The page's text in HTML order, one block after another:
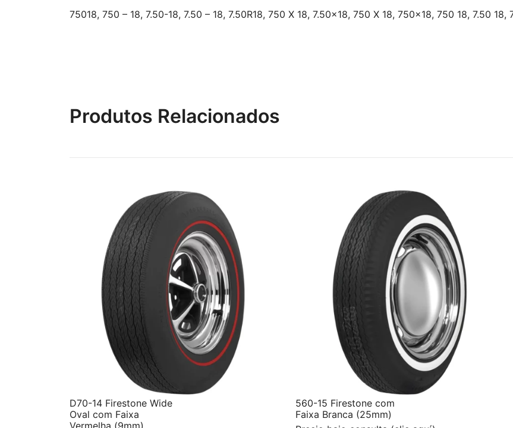
75018, 750 – 18, 7.50-18, 7.50 – 18, 7.50R18, 750 X 18, 7.50×18, 750 X 18, 750×18, 750 18, 7.50
Produtos Relacionados
D70-14 Firestone Wide
Oval com Faixa
Vermelha (9mm)
560-15 Firestone com
Faixa Branca (25mm)